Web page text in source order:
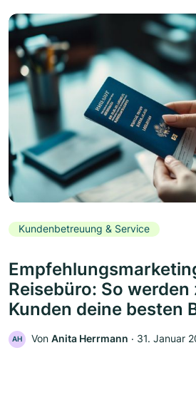
Kundenbetreuung & Service
Reisebüro: So
Kunden deine besten
AH Von Anita Herrmann ‧ 31. Januar